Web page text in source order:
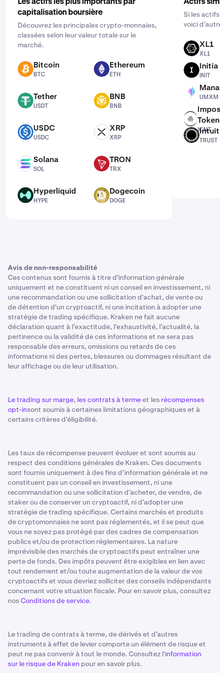
Les actifs les plus importants par
capitalisation boursière
Découvrez les principales crypto-monnaies,
classées selon leur valeur totale sur le
marché.
BTC Bitcoin
BTC
ETH Ethereum
ETH
USDT Tether
USDT
BNB BNB
BNB
USDC USDC
USDC
XRP XRP
XRP
SOL Solana
SOL
TRX TRON
TRX
HYPE Hyperliquid
HYPE
DOGE Dogecoin
DOGE
Actifs
Si les
voici
XL1 XL1
XL1
Initia
INIT
UMXM
UMXM
ICNT
Token
ICNT
TRUST
TRUST
Avis de non-responsabilité
Ces contenus sont fournis à titre d'information générale
uniquement et ne constituent ni un conseil en investissement, ni
une recommandation ou une sollicitation d'achat, de vente ou
de détention d'un cryptoactif, ni une incitation à adopter une
stratégie de trading spécifique. Kraken ne fait aucune
déclaration quant à l’exactitude, l’exhaustivité, l’actualité, la
pertinence ou la validité de ces informations et ne sera pas
responsable des erreurs, omissions ou retards de ces
informations ni des pertes, blessures ou dommages résultant de
leur affichage ou de leur utilisation.
Le trading sur marge, les contrats à termeet les récompenses
opt-insont soumis à certaines limitations géographiques et à
certains critères d’éligibilité.
Les taux de récompense peuvent évoluer et sont soumis au
respect des conditions générales de Kraken. Ces documents
sont fournis uniquement à des fins d’information générale et ne
constituent pas un conseil en investissement, ni une
recommandation ou une sollicitation d’acheter, de vendre, de
staker ou de conserver un cryptoactif, ni d’adopter une
stratégie de trading spécifique. Certains marchés et produits
de cryptomonnaies ne sont pas réglementés, et il se peut que
vous ne soyez pas protégé par des cadres de compensation
publics et/ou de protection réglementaires. La nature
imprévisible des marchés de cryptoactifs peut entraîner une
perte de fonds. Des impôts peuvent être exigibles en lien avec
tout rendement et/ou toute augmentation de la valeur de vos
cryptoactifs et vous devriez solliciter des conseils indépendants
concernant votre situation fiscale. Pour en savoir plus, consultez
nosConditions de service.
Le trading de contrats à terme, de dérivés et d’autres
instruments à effet de levier comporte un élément de risque et
peut ne pas convenir à tout le monde. Consultez l'information
sur le risque de Kraken pour en savoir plus.